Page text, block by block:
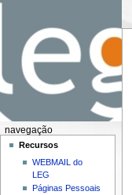
navegação
Recursos
WEBMAIL do
LEG
Páginas Pessoais